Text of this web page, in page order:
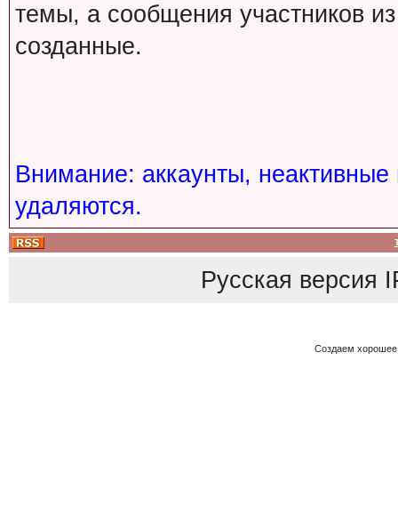
темы, а сообщения участников
созданные.
Внимание: аккаунты,
удаляются.
Русская версия
Создаем